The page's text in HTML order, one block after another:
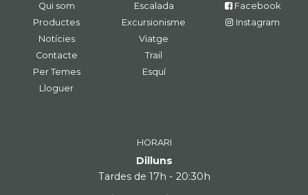
Qui som
Productes
Notícies
Contacte
Per Temes
Lloguer
Escalada
Excursionisme
Viatge
Trail
Esquí
Facebook
Instagram
HORARI
Dilluns
Tardes de 17h - 20:30h